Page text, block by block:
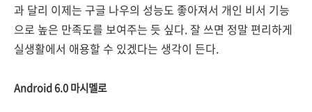
과 달리 이제는 구글 나우의 성능도 좋아져서 개인 비서 기능
으로 높은 만족도를 보여주는 듯 싶다. 잘 쓰면 정말 편리하게
실생활에서 애용할 수 있겠다는 생각이 든다.
Android 6.0 마시멜로